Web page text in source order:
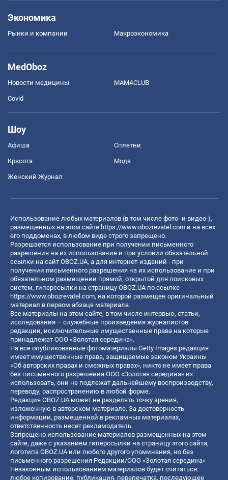
Экономика
Рынки и компании Mакроэкономика
MedOboz
Новости медицины MAMACLUB
Covid
Шоу
Афиша Сплетни
Красота Мода
Женский Журнал
Использование любых материалов (в том числе фото- и видео-),
размещенных на этом сайте https://www.obozrevatel.com и на всех
его поддоменах, в любом виде строго запрещено.
Разрешается использование при получении письменного
разрешения на их использование и при условии обязательной
ссылки на сайт OBOZ.UA, а для интернет-изданий - при
получении письменного разрешения на их использование и при
обязательном размещении прямой, открытой для поисковых
систем, гиперссылки на страницу OBOZ.UA по ссылке
https://www.obozrevatel.com, на которой размещен оригинальный
материал в первом абзаце материала.
Все материалы на этом сайте, в том числе интервью, статьи,
исследования – служебные произведения журналистов
редакции, исключительные имущественные права на которые
принадлежат ООО «Золотая середина».
На все опубликованные фотоматериалы Getty Images редакция
имеет имущественные права, защищаемые законом Украины
«Об авторских правах и смежных правах», никто не имеет права
без письменного разрешения ООО «Золотая середина» их
использовать, они не подлежат дальнейшему воспроизводству,
переводу, распространению в любой форме.
Редакция OBOZ.UA может не разделять точку зрения,
изложенную в авторском материале. За достоверность
информации, размещенной в рекламных материалах,
ответственность несет рекламодатель.
Запрещено использование материалов размещенных на этом
сайте, даже с указанием гиперссылки на страницу этого сайта,
логотипа OBOZ.UA или любого другого упоминания, но без
письменного разрешения Редакции/ООО «Золотая середина»
Незаконным использованием материалов будет считаться:
любое копирование, публикация, перепечатка, последующее